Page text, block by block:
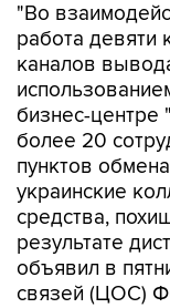
"Во
работа девяти
каналов
бизнес-
более 20
пунктов
украинские
средства,
результате
объявил в
связей (ЦОС)